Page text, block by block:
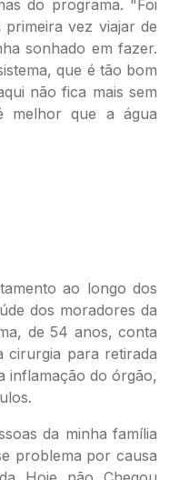
do programa. "Foi
vez viajar de
sonhado em fazer.
que é tão bom
não fica mais sem
melhor que a água
ao longo dos
dos moradores da
de 54 anos, conta
cirurgia para retirada
inflamação do órgão,
da minha família
problema por causa